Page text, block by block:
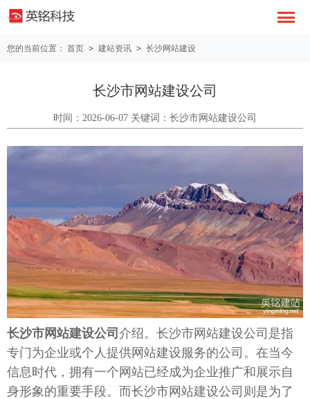
您的当前位置： 首页 > 建站资讯 > 长沙网站建设
长沙市网站建设公司
时间：2026-06-07 关键词：长沙市网站建设公司
长沙市网站建设公司 介绍。长沙市网站建设公司是指
专门为企业或个人提供网站建设服务的公司。在当今
信息时代，拥有一个网站已经成为企业推广和展示自
身形象的重要手段。而长沙市网站建设公司则是为了